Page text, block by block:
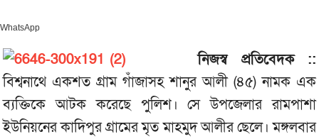
WhatsApp
নিজস্ব প্রতিবেদক ::
বিশ্বনাথে একশত গ্রাম গাঁজাসহ শানুর আলী (৪৫) নামক এক
ব্যক্তিকে আটক করেছে পুলিশ। সে উপজেলার রামপাশা
ইউনিয়নের কাদিপুর গ্রামের মৃত মাহমুদ আলীর ছেলে। মঙ্গলবার